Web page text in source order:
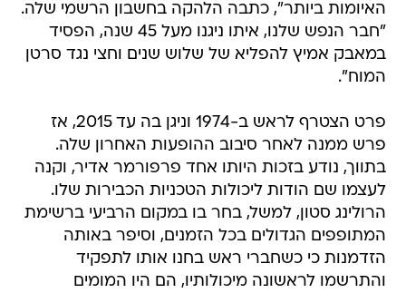
האיומות ביותר", כתבה הלהקה בחשבון הרשמי שלה.
"חבר הנפש שלנו, איתו ניגנו מעל 45 שנה, הפסיד
במאבק אמיץ להפליא של שלוש שנים וחצי נגד סרטן
המוח".
פרט הצטרף לראש ב-1974 וניגן בה עד 2015, אז
פרש ממנה לאחר סיבוב ההופעות האחרון שלה.
בתווך, נודע בזכות היותו אחד פרפורמר אדיר, וקנה
לעצמו שם הודות ליכולות הטכניות הכבירות שלו.
הרולינג סטון, למשל, בחר בו במקום הרביעי ברשימת
המתופפים הגדולים בכל הזמנים, וסיפר באותה
הזדמנות כי כשחברי ראש בחנו אותו לתפקיד
והתרשמו לראשונה מיכולותיו, הם היו המומים